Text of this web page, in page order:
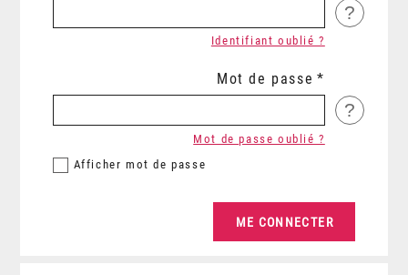
?
Identifiant oublié ?
Mot de passe
?
Afficher mot de passe
Mot de passe oublié ?